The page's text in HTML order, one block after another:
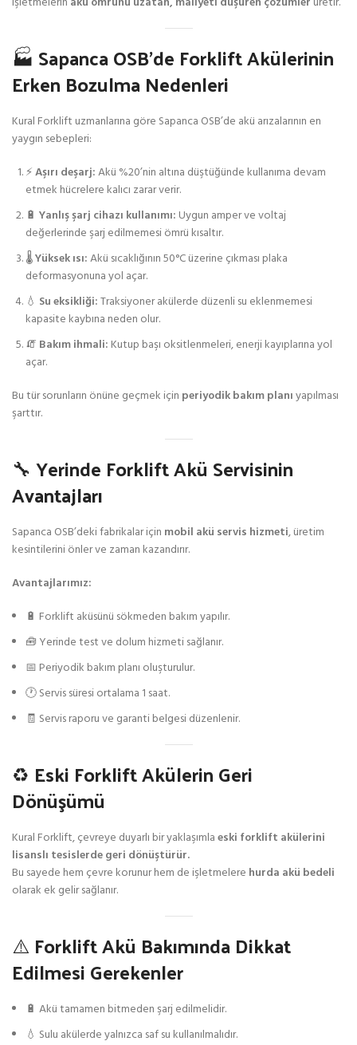
🏭 Sapanca OSB’de Forklift Akülerinin
Erken Bozulma Nedenleri
Kural Forklift uzmanlarına göre Sapanca OSB’de akü arızalarının en
yaygın sebepleri:
⚡Aşırı deşarj:Akü %20’nin altına düştüğünde kullanıma devam
etmek hücrelere kalıcı zarar verir.
🔋 Yanlış şarj cihazı kullanımı: Uygun amper ve voltaj
değerlerinde şarj edilmemesi ömrü kısaltır.
🌡️Yüksek ısı:Akü sıcaklığının 50°C üzerine çıkması plaka
deformasyonuna yol açar.
💧 Su eksikliği:Traksiyoner akülerde düzenli su eklenmemesi
kapasite kaybına neden olur.
🧯 Bakım ihmali: Kutup başı oksitlenmeleri, enerji kayıplarına yol
açar.
Bu tür sorunların önüne geçmek için periyodik bakım planıyapılması
şarttır.
🔧 Yerinde Forklift Akü Servisinin
Avantajları
Sapanca OSB’deki fabrikalar için mobil akü servis hizmeti, üretim
kesintilerini önler ve zaman kazandırır.
Avantajlarımız:
🔋 Forklift aküsünü sökmeden bakım yapılır.
🧰 Yerinde test ve dolum hizmeti sağlanır.
📅 Periyodik bakım planı oluşturulur.
🕐 Servis süresi ortalama 1 saat.
🧾 Servis raporu ve garanti belgesi düzenlenir.
♻️ Eski Forklift Akülerin Geri
Dönüşümü
Kural Forklift, çevreye duyarlı bir yaklaşımlaeski forklift akülerini
lisanslı tesislerde geri dönüştürür.
Bu sayede hem çevre korunur hem de işletmelere hurda akü bedeli
olarak ek gelir sağlanır.
⚠️ Forklift Akü Bakımında Dikkat
Edilmesi Gerekenler
🔋 Akü tamamen bitmeden şarj edilmelidir.
💧 Sulu akülerde yalnızca saf su kullanılmalıdır.